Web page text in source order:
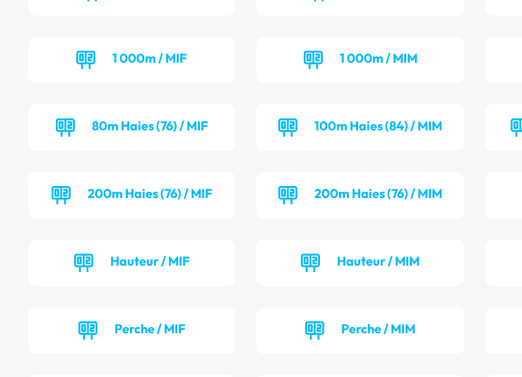
1 000m / MIF 1 000m / MIM
80m Haies (76) / MIF 100m Haies (84) / MIM
200m Haies (76) / MIF 200m Haies (76) / MIM
Hauteur / MIF Hauteur / MIM
Perche / MIF Perche / MIM